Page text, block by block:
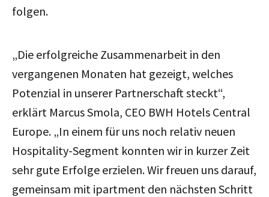
folgen.
„Die erfolgreiche Zusammenarbeit in den
vergangenen Monaten hat gezeigt, welches
Potenzial in unserer Partnerschaft steckt“,
erklärt Marcus Smola, CEO BWH Hotels Central
Europe. „In einem für uns noch relativ neuen
Hospitality-Segment konnten wir in kurzer Zeit
sehr gute Erfolge erzielen. Wir freuen uns darauf,
gemeinsam mit ipartment den nächsten Schritt